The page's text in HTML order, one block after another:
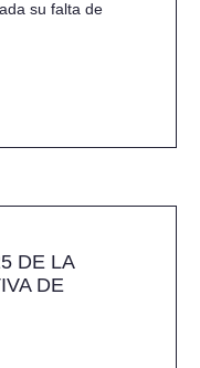
su falta de
DE LA
DE